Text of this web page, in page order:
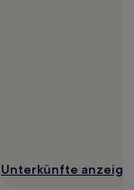
Unterkünfte